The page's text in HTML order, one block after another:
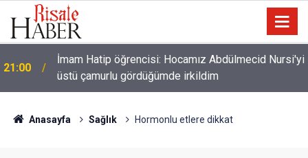
20:00
Filistin Konvoyu'na katılan Fransız aktivist
Müslüman oldu
Anasayfa Sağlık Hormonlu etlere dikkat